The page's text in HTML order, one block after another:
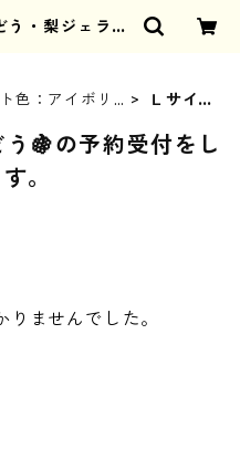
う・梨ジェラー
色：アイボリ
Ｌサイ
🍇の予約受付をし
。
ませんでした。